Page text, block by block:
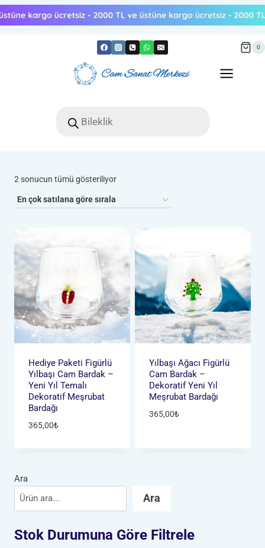
Skip
to
0
search
2 sonucun tümü gösteriliyorPopülerliğe
Hediye Paketi Figürlü
Yılbaşı Cam Bardak –
Yeni Yıl Temalı
Dekoratif Meşrubat
Bardağı
365,00₺
Yılbaşı Ağacı Figürlü
Cam Bardak –
Dekoratif Yeni Yıl
Meşrubat Bardağı
365,00₺
Ara
Ara
Stok Durumuna Göre Filtrele